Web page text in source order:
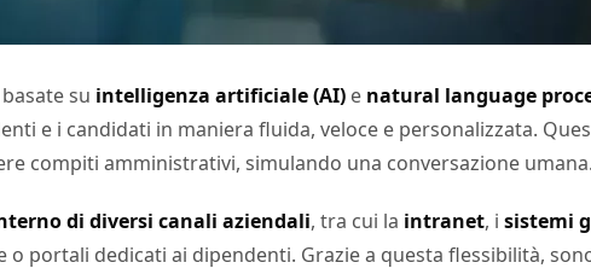
su intelligenza artificiale (AI) e natural language
e i candidati in maniera fluida, veloce e personalizzata.
compiti amministrativi, simulando una conversazione umana.
di diversi canali aziendali, tra cui la intranet, i sistemi
o portali dedicati ai dipendenti. Grazie a questa flessibilità,